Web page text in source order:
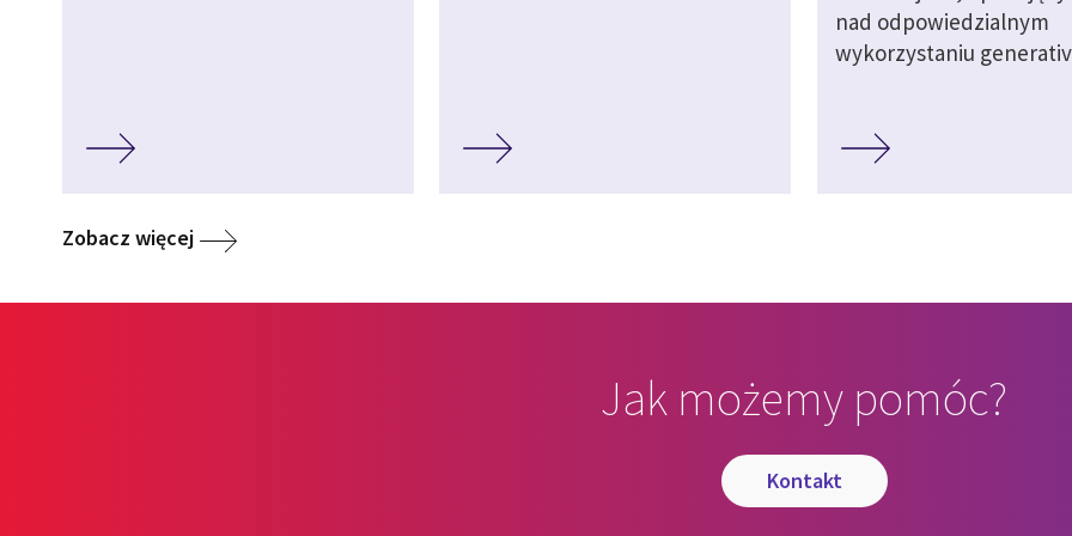
nad odpowiedzialnym
wykorzystaniu
Zobacz więcej
Jak możemy pomóc?
kontakt